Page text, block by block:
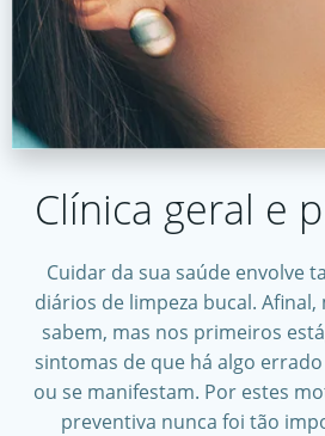
Clínica geral e
Cuidar da sua saúde envolve
diários de limpeza bucal.
sabem, mas nos primeiros
sintomas de que há algo
ou se manifestam. Por estes
preventiva nunca foi tão